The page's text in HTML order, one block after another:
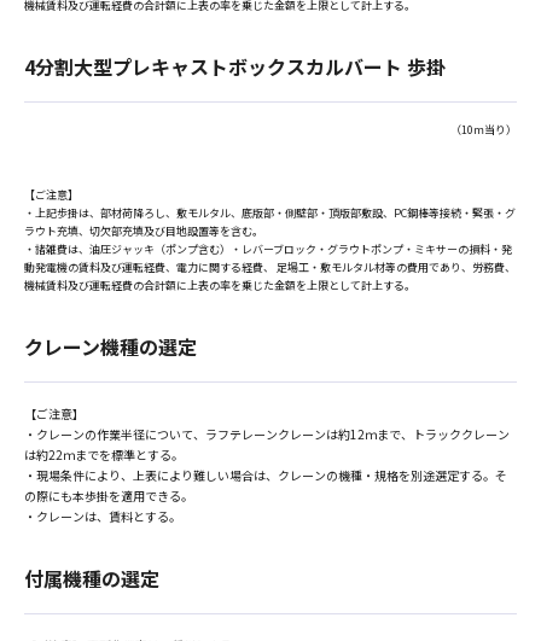
機械賃料及び運転経費の合計額に上表の率を乗じた金額を上限として計上する。
4分割大型プレキャストボックスカルバート 歩掛
（10ｍ当り）
【ご注意】
・上記歩掛は、部材荷降ろし、敷モルタル、底版部・側壁部・頂版部敷設、PC鋼棒等接続・緊張・グ
ラウト充填、切欠部充填及び目地設置等を含む。
・諸雑費は、油圧ジャッキ（ポンプ含む）・レバーブロック・グラウトポンプ・ミキサーの損料・発
動発電機の賃料及び運転経費、電力に関する経費、 足場工・敷モルタル材等の費用であり、労務費、
機械賃料及び運転経費の合計額に上表の率を乗じた金額を上限として計上する。
クレーン機種の選定
【ご注意】
・クレーンの作業半径について、ラフテレーンクレーンは約12ｍまで、トラッククレーン
は約22ｍまでを標準とする。
・現場条件により、上表により難しい場合は、クレーンの機種・規格を別途選定する。そ
の際にも本歩掛を適用できる。
・クレーンは、賃料とする。
付属機種の選定